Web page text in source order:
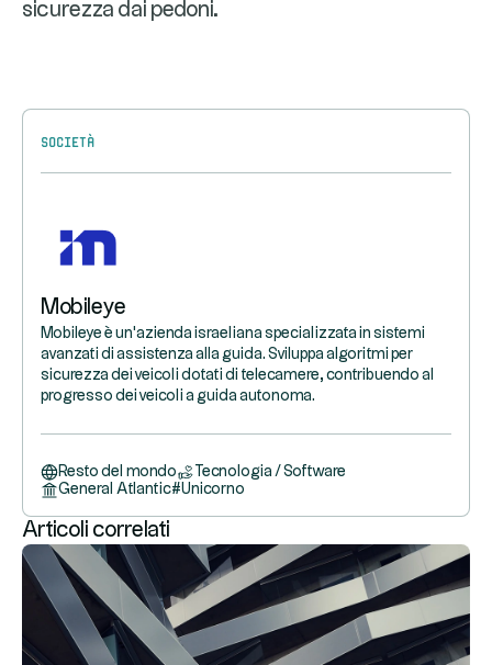
sicurezza dai pedoni.
Società
Mobileye
Mobileye è un'azienda israeliana specializzata in sistemi
avanzati di assistenza alla guida. Sviluppa algoritmi per
sicurezza dei veicoli dotati di telecamere, contribuendo al
progresso dei veicoli a guida autonoma.
Resto del mondo
Tecnologia / Software
General Atlantic#Unicorno
Articoli correlati